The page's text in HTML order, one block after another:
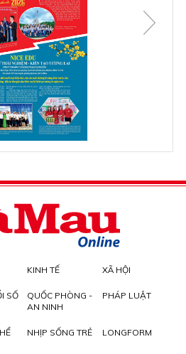
KINH TẾ XÃ HỘI
SỐ
QUỐC PHÒNG -
AN NINH
PHÁP LUẬT
NHỊP SỐNG TRẺ LONGFORM